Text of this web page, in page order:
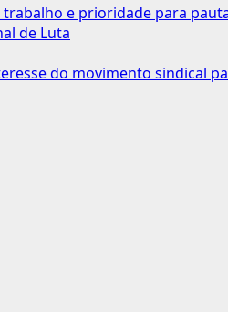
e prioridade para
de Luta
do movimento sindical